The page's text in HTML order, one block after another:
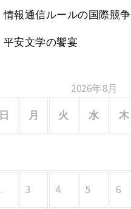
情報通信ルールの国際競争
平安文学の饗宴
2026年8月
月 火 水 木
3 4 5 6